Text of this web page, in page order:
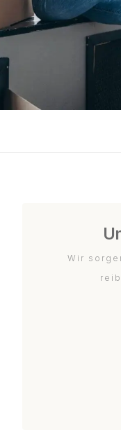
Wir